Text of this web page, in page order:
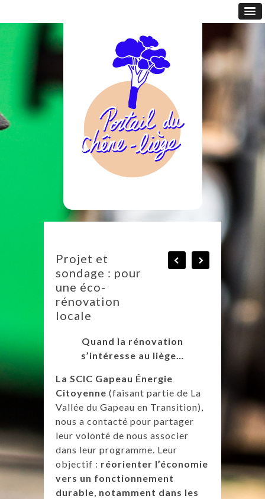
Projet et
sondage : pour
une éco-
rénovation
locale
Quand la rénovation
s’intéresse au liège…
La SCIC Gapeau Énergie
Citoyenne (faisant partie de La
Vallée du Gapeau en Transition),
nous a contacté pour partager
leur volonté de nous associer
dans leur programme. Leur
objectif : réorienter l’économie
vers un fonctionnement
durable notamment dans les